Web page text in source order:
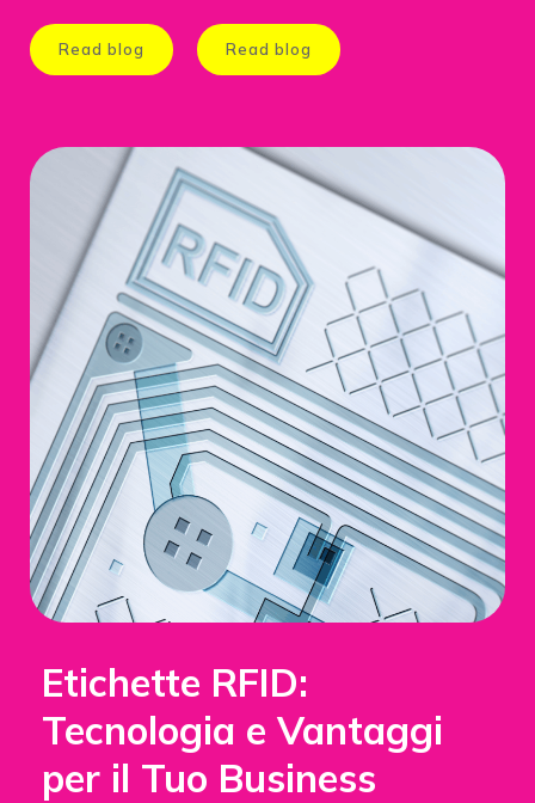
Read blog Read blog
Etichette RFID:
Tecnologia e Vantaggi
per il Tuo Business